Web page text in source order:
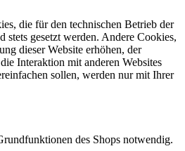
die für den technischen Betrieb der
stets gesetzt werden. Andere Cookies,
dieser Website erhöhen, der
Interaktion mit anderen Websites
sollen, werden nur mit Ihrer
des Shops notwendig.